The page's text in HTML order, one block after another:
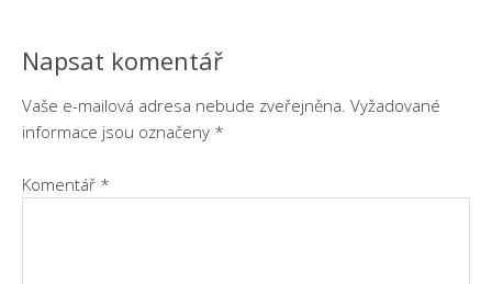
Napsat komentář
Vaše e-mailová adresa nebude zveřejněna. Vyžadované
informace jsou označeny *
Komentář *